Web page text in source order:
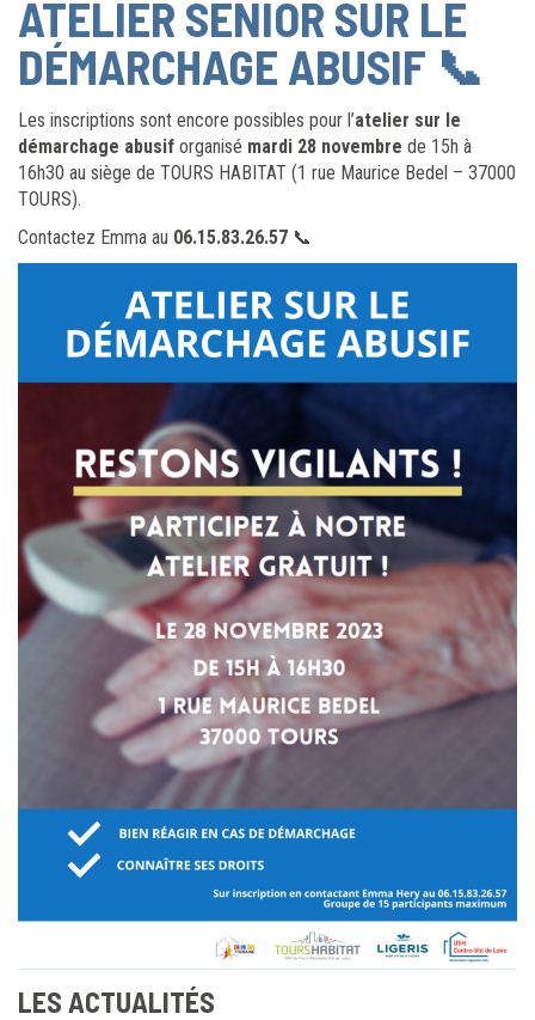
ATELIER SÉNIOR SUR LE
DÉMARCHAGE ABUSIF 📞
Les inscriptions sont encore possibles pour l’atelier sur le
démarchage abusif organisé mardi 28 novembre de 15h à
16h30 au siège de TOURS HABITAT (1 rue Maurice Bedel – 37000
TOURS).
Contactez Emma au 06.15.83.26.57 📞
LES ACTUALITÉS